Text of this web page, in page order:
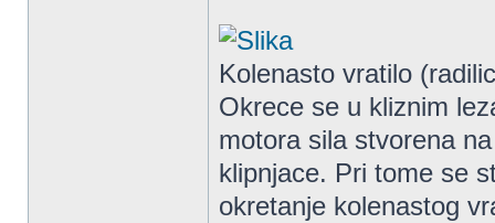
Kolenasto vratilo
Okrece se u kliznim
motora sila stvorena
klipnjace. Pri tome se
okretanje kolenastog